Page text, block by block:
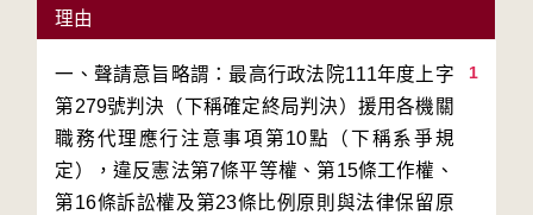
理由
1
一、聲請意旨略謂：最高行政法院111年度上字
第279號判決（下稱確定終局判決）援用各機關
職務代理應行注意事項第10點（下稱系爭規
定），違反憲法第7條平等權、第15條工作權、
第16條訴訟權及第23條比例原則與法律保留原